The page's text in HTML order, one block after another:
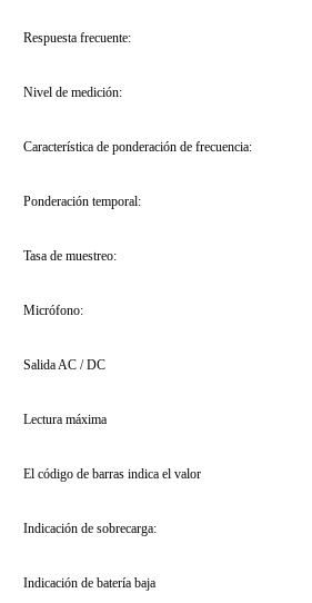
Respuesta frecuente:
Nivel de medición:
Característica de ponderación de frecuencia:
Ponderación temporal:
Tasa de muestreo:
Micrófono:
Salida AC / DC
Lectura máxima
El código de barras indica el valor
Indicación de sobrecarga:
Indicación de batería baja